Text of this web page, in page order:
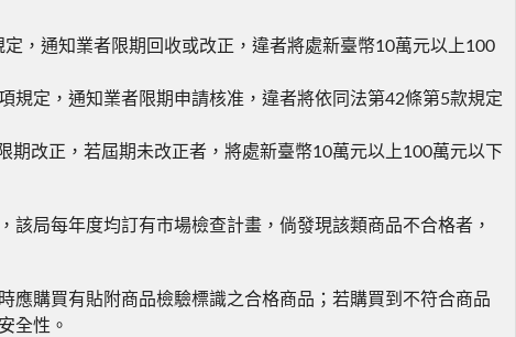
，通知業者限期回收或改正，違者將處新臺幣10萬元以上100
規定，通知業者限期申請核准，違者將依同法第42條第5款規定
改正，若屆期未改正者，將處新臺幣10萬元以上100萬元以下
局每年度均訂有市場檢查計畫，倘發現該類商品不合格者，
購買有貼附商品檢驗標識之合格商品；若購買到不符合商品
全性。